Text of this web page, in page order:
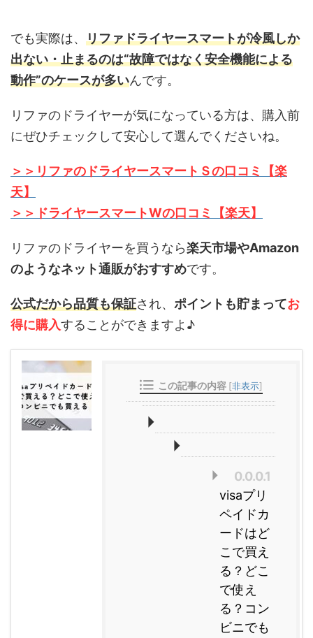
でも実際は、 リファドライヤースマートが冷風しか
出ない・止まるのは“故障ではなく安全機能による
動作”のケースが多いんです。
リファのドライヤーが気になっている方は、購入前
にぜひチェックして安心して選んでくださいね。
＞＞リファのドライヤースマートＳの口コミ【楽
天】
＞＞ドライヤースマートWの口コミ【楽天】
リファのドライヤーを買うなら楽天市場やAmazon
のようなネット通販がおすすめです。
公式だから品質も保証され、 ポイントも貯まってお
得に購入することができますよ♪
この記事の内容 [非表示]
0.0.0.1
visaプリ
ペイドカ
ードはど
こで買え
る？どこ
で使え
る？コン
ビニでも